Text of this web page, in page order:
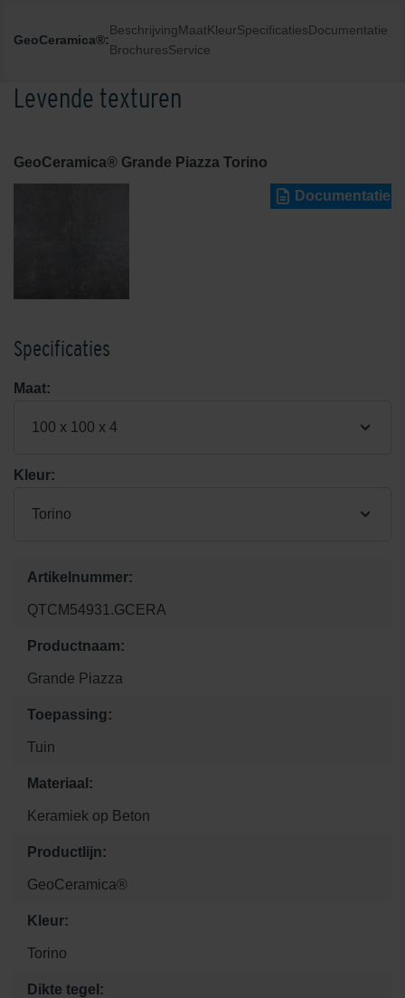
GeoCeramica®:
BeschrijvingMaatKleurSpecificatiesDocumentatie
BrochuresService
Levende texturen
GeoCeramica® Grande Piazza Torino
Documentatie
Specificaties
Maat:
100 x 100 x 4
Kleur:
Torino
Artikelnummer:
QTCM54931.GCERA
Productnaam:
Grande Piazza
Toepassing:
Tuin
Materiaal:
Keramiek op Beton
Productlijn:
GeoCeramica®
Kleur:
Torino
Dikte tegel: